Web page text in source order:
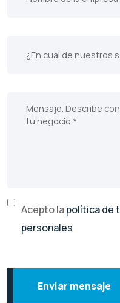
Acepto lapolítica de
personales
Enviar mensaje